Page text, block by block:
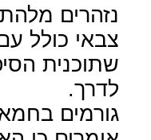
נזהרים
צבאי כולל
שתוכנית
לדרך.
גורמים